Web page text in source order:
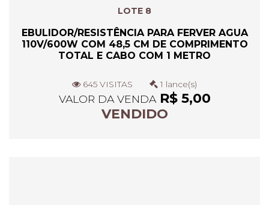
LOTE 8
EBULIDOR/RESISTÊNCIA PARA FERVER AGUA
110V/600W COM 48,5 CM DE COMPRIMENTO
TOTAL E CABO COM 1 METRO
645 VISITAS 1 lance(s)
VALOR DA VENDAR$ 5,00
VENDIDO